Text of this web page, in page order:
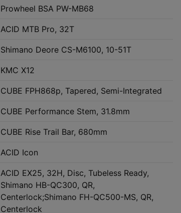
Prowheel BSA PW-MB68
ACID MTB Pro, 32T
Shimano Deore CS-M6100, 10-51T
KMC X12
CUBE FPH868p, Tapered, Semi-Integrated
CUBE Performance Stem, 31.8mm
CUBE Rise Trail Bar, 680mm
ACID Icon
ACID EX25, 32H, Disc, Tubeless Ready,
Shimano HB-QC300, QR,
Centerlock;Shimano FH-QC500-MS, QR,
Centerlock